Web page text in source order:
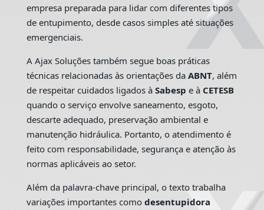
empresa preparada para lidar com diferentes tipos
de entupimento, desde casos simples até situações
emergenciais.
A Ajax Soluções também segue boas práticas
técnicas relacionadas às orientações da ABNT, além
de respeitar cuidados ligados à Sabesp e à CETESB
quando o serviço envolve saneamento, esgoto,
descarte adequado, preservação ambiental e
manutenção hidráulica. Portanto, o atendimento é
feito com responsabilidade, segurança e atenção às
normas aplicáveis ao setor.
Além da palavra-chave principal, o texto trabalha
variações importantes como desentupidora